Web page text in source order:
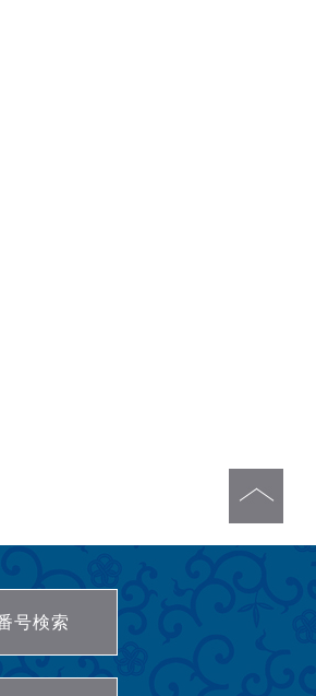
号検索